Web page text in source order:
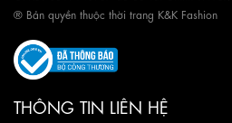
® Bản quyền thuộc thời trang K&K Fashion
THÔNG TIN LIÊN HỆ